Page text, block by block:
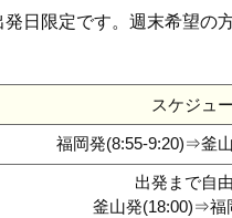
発日限定です。週末希望の
スケジュ
福岡発(8:55-9:20)⇒釜
出発まで自
釜山発(18:00)⇒福